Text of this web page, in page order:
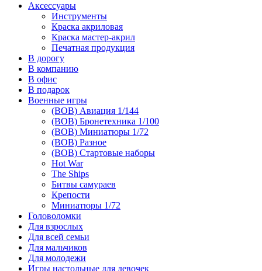
Аксессуары
Инструменты
Краска акриловая
Краска мастер-акрил
Печатная продукция
В дорогу
В компанию
В офис
В подарок
Военные игры
(ВОВ) Авиация 1/144
(ВОВ) Бронетехника 1/100
(ВОВ) Миниатюры 1/72
(ВОВ) Разное
(ВОВ) Стартовые наборы
Hot War
The Ships
Битвы самураев
Крепости
Миниатюры 1/72
Головоломки
Для взрослых
Для всей семьи
Для мальчиков
Для молодежи
Игры настольные для девочек